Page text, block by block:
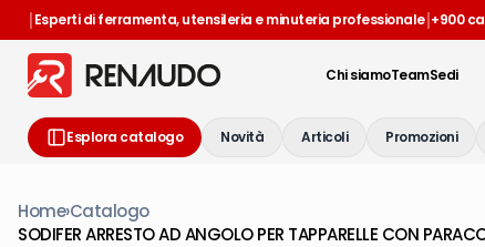
|Esperti di ferramenta, utensileria e minuteria professionale|+900
Chi siamoTeamSedi
Esplora catalogo Novità Articoli Promozioni
Home›Catalogo
SODIFER ARRESTO AD ANGOLO PER TAPPARELLE CON